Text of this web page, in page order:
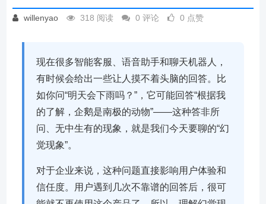
willenyao 318 阅读 0 评论 0 点赞
现在很多智能客服、语音助手和聊天机器人，
有时候会给出一些让人摸不着头脑的回答。比
如你问“明天会下雨吗？”，它可能回答“根据我
的了解，企鹅是南极的动物”——这种答非所
问、无中生有的现象，就是我们今天要聊的“幻
觉现象”。
对于企业来说，这种问题直接影响用户体验和
信任度。用户遇到几次不靠谱的回答后，很可